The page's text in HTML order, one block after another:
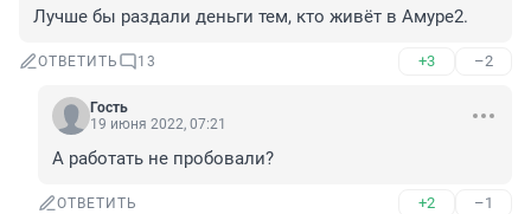
Лучше бы раздали деньги тем, кто живёт в Амуре2.
ОТВЕТИТЬ 13 +3 –2
Гость
19 июня 2022, 07:21
А работать не пробовали?
ОТВЕТИТЬ +2 –1